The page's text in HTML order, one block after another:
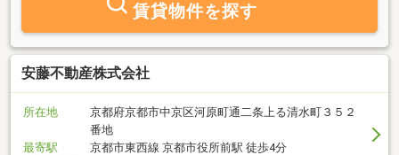
賃貸物件を探す
安藤不動産株式会社
所在地
京都府京都市中京区河原町通二条上る清水町３５２
番地
最寄駅
京都市東西線 京都市役所前駅 徒歩4分